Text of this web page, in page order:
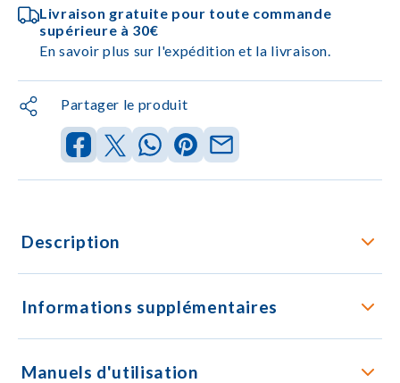
Livraison gratuite pour toute commande
supérieure à 30€
En savoir plus sur l'expédition et la livraison.
Partager le produit
Description
Informations supplémentaires
Manuels d'utilisation